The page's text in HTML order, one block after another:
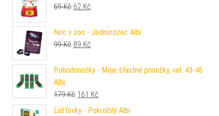
69Kč Původní cena byla: 69 Kč.
62 Kč
Noc v zoo - Jednorožec Albi
99Kč Původní cena byla: 99 Kč.
89 Kč
Pohodonožky - Moje šťastné ponožky, vel. 43-46
Albi
179Kč Původní cena byla: 179 Kč.
161 Kč
Lušťovky - Pokročilý Albi